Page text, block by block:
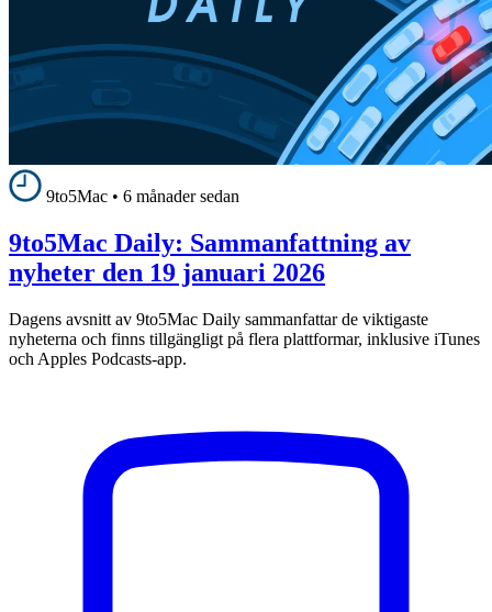
9to5Mac • 6 månader sedan
9to5Mac Daily: Sammanfattning av
nyheter den 19 januari 2026
Dagens avsnitt av 9to5Mac Daily sammanfattar de viktigaste
nyheterna och finns tillgängligt på flera plattformar, inklusive iTunes
och Apples Podcasts-app.